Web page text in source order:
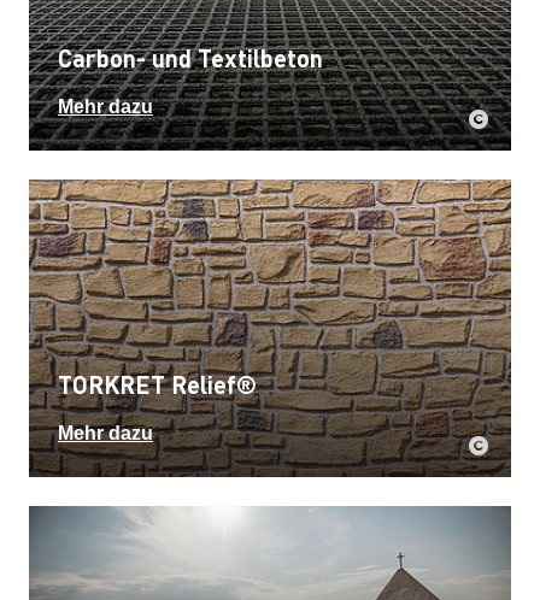
Carbon- und Textilbeton
Mehr dazu
TORKRET Relief®
Mehr dazu